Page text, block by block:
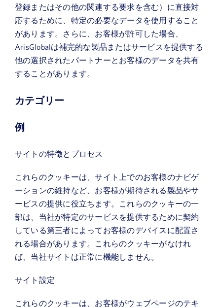
登録またはその他の関連する要求を含む）に直接対
応するために、特定の必要なデータを使用すること
があります。さらに、お客様が許可した場合、
ArisGlobalは補完的な製品またはサービスを提供する
他の選択されたパートナーとお客様のデータを共有
することがあります。
カテゴリー
例
サイトの特徴とプロセス
これらのクッキーは、サイト上でのお客様のナビゲ
ーションの維持など、お客様が期待される製品やサ
ービスの提供に役立ちます。これらのクッキーの一
部は、当社が特定のサービスを提供するために契約
している第三者によってお客様のデバイスに配置さ
れる場合があります。これらのクッキーがなけれ
ば、当社サイトは正常に機能しません。
サイト設定
これらのクッキーは、お客様がウェブページのテキ